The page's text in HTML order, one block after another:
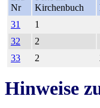
Nr
Kirchenbuch
31
1
32
2
33
2
Hinweise